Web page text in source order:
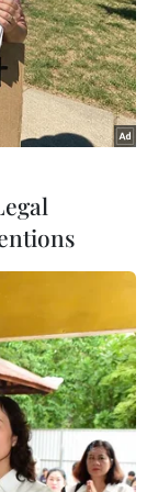
ứng khẩn cấp
(Ảnh: Phạm
điệp 5K,
xét
điểm,
rộng
chuyên gia
nguy cơ
một vài
thành phố